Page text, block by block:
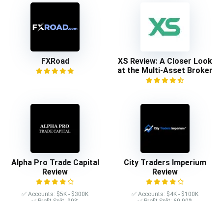
FXRoad
XS Review: A Closer Look
at the Multi-Asset Broker
Alpha Pro Trade Capital
Review
✅ Accounts: $5K - $300K
City Traders Imperium
Review
✅ Accounts: $4K - $100K